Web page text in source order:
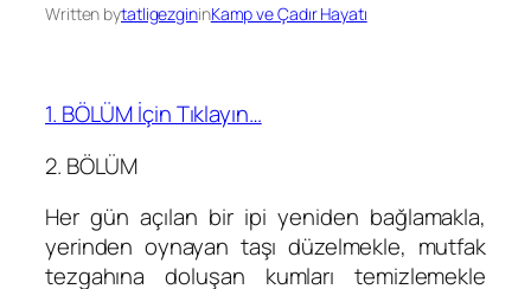
Written bytatligezgininKamp ve Çadır Hayatı
1. BÖLÜM İçin Tıklayın…
2. BÖLÜM
Her gün açılan bir ipi yeniden bağlamakla,
yerinden oynayan taşı düzelmekle, mutfak
tezgahına doluşan kumları temizlemekle